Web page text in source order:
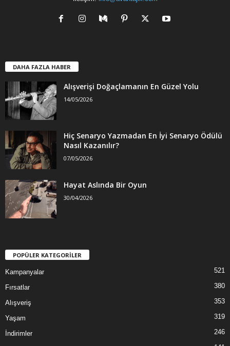
DAHA FAZLA HABER
Alışverişi Doğaçlamanın En Güzel Yolu
14/05/2026
Hiç Senaryo Yazmadan En İyi Senaryo Ödülü
Nasıl Kazanılır?
07/05/2026
Hayat Aslında Bir Oyun
30/04/2026
POPÜLER KATEGORİLER
Kampanyalar 521
Fırsatlar 380
Alışveriş 353
Yaşam 319
İndirimler 246